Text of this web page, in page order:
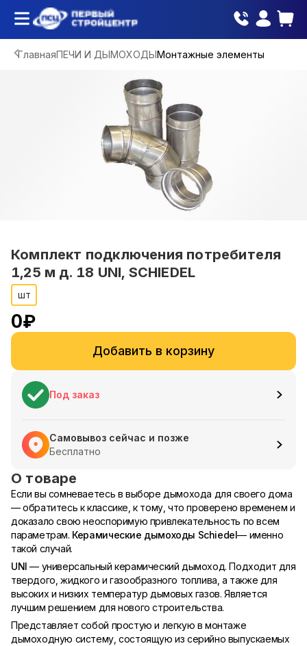
ГлавнаяПЕЧИ И ДЫМОХОДЫМонтажные элементы
Комплект подключения потребителя
1,25 м д. 18 UNI, SCHIEDEL
шт
0₽
Добавить в корзину
Под заказ
Самовывоз сейчас и позже
Бесплатно
О товаре
Если вы сомневаетесь в выборе дымохода для своего дома
— обратитесь к классике, к тому, что проверено временем и
доказало свою неоспоримую привлекательность по всем
параметрам. Керамические дымоходы Schiedel— именно
такой случай.
UNI — универсальный керамический дымоход. Подходит для
твердого, жидкого и газообразного топлива, а также для
высоких и низких температур дымовых газов. Является
лучшим решением для нового строительства.
Представляет собой простую и легкую в монтаже
дымоходную систему, состоящую из серийно выпускаемых